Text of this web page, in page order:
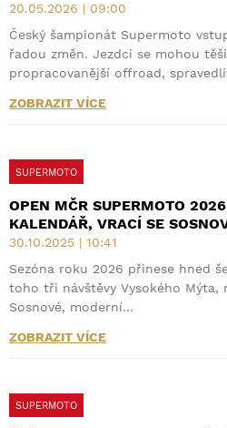
20.05.2026 | 09:00
Český šampionát Supermoto
řadou změn. Jezdci se mohou
propracovanější offroad,
ZOBRAZIT VÍCE
SUPERMOTO
OPEN MČR SUPERMOTO
KALENDÁŘ, VRACÍ SE
30.10.2025 | 10:41
Sezóna roku 2026 přinese hned
toho tři návštěvy Vysokého Mýta,
Sosnové, moderní…
ZOBRAZIT VÍCE
SUPERMOTO